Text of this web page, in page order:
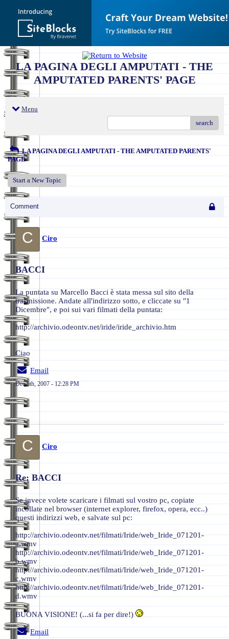
LA PAGINA DEGLI AMPUTATI - THE
AMPUTATED PARENTS' PAGE
Menu
search
LA PAGINA DEGLI AMPUTATI - THE AMPUTATED PARENTS'
PAGE
Start a New Topic
Comment
C Ciro
BACCI
La puntata su Marcello Bacci è stata messa sul sito della
trasmissione. Andate all'indirizzo sotto, e cliccate su "1
Dicembre", e poi sui vari filmati della puntata:
http://archivio.odeontv.net/iride/iride_archivio.htm
Ciao
Email
Dec 5th, 2007 - 12:28 PM
C Ciro
Re: BACCI
Se invece volete scaricare i filmati sul vostro pc, copiate
incollate nel browser (internet explorer, firefox, opera, ecc..)
questi indirizzi web, e salvate sul pc:
http://archivio.odeontv.net/filmati/Iride/web_Iride_071201-
a.wmv
http://archivio.odeontv.net/filmati/Iride/web_Iride_071201-
b.wmv
http://archivio.odeontv.net/filmati/Iride/web_Iride_071201-
c.wmv
http://archivio.odeontv.net/filmati/Iride/web_Iride_071201-
d.wmv
BUONA VISIONE! (...si fa per dire!)
Email